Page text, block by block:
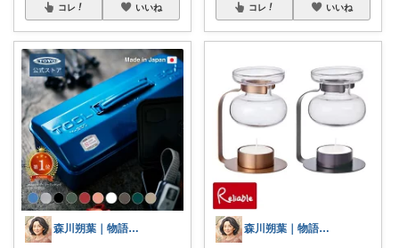
コレ いいね
森川朔葉｜物語の余韻を暮らしへ
コレ いいね
森川朔葉｜物語の余韻を暮らしへ